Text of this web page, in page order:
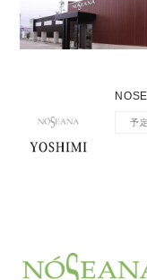
予